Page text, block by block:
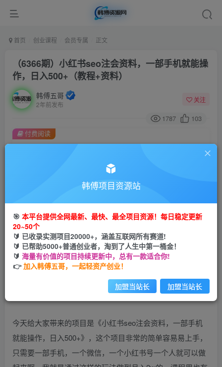
首页 创业课程 会员专属 正文
（6366期）小红书seo注会资料，一部手机就能操
作，日入500+（教程+资料）
韩傅五哥
2年前发布
关注
1787 103
会员专属资源
您暂无购买权限，请先开通会员
开通会员
付费阅读
今天给大家带来的项目是《小红书seo注会资料，一部手机
就能操作，日入500+》，这个项目非常的简单容易易上手，
只需要一部手机，一个微信，一个小红书号一个人就可以做
韩傅项目资源站
🎯 本平台提供全网最新、最快、最全项目资源！每日稳定更新
20~50个
🔰 已收录实测项目20000+，涵盖互联网所有赛道!
🔰 已帮助5000+普通创业者，淘到了人生中第一桶金！
🔰 海量有价值的项目持续更新中，总有一款适合你!
👉加入韩傅五哥，一起轻资产创业！
加盟当站长 加盟当站长